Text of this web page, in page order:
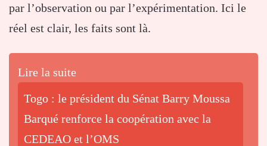
par l’observation ou par l’expérimentation. Ici le
réel est clair, les faits sont là.
Lire la suite
Togo : le président du Sénat Barry Moussa
Barqué renforce la coopération avec la
CEDEAO et l’OMS